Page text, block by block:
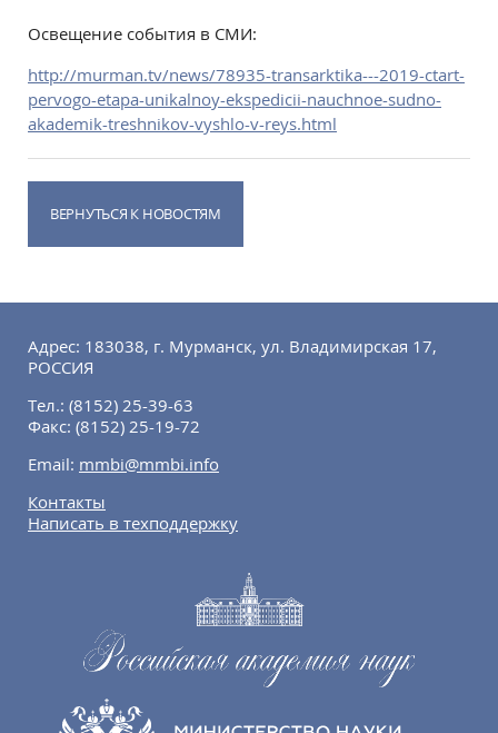
Освещение события в СМИ:
http://murman.tv/news/78935-transarktika---2019-ctart-
pervogo-etapa-unikalnoy-ekspedicii-nauchnoe-sudno-
akademik-treshnikov-vyshlo-v-reys.html
ВЕРНУТЬСЯ К НОВОСТЯМ
Адрес: 183038, г. Мурманск, ул. Владимирская 17,
РОССИЯ
Тел.: (8152) 25-39-63
Факс: (8152) 25-19-72
Email: mmbi@mmbi.info
Контакты
Написать в техподдержку